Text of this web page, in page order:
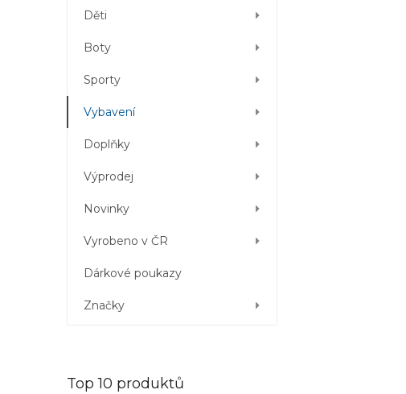
Děti
Boty
Sporty
Vybavení
Doplňky
Výprodej
Novinky
Vyrobeno v ČR
Dárkové poukazy
Značky
Top 10 produktů